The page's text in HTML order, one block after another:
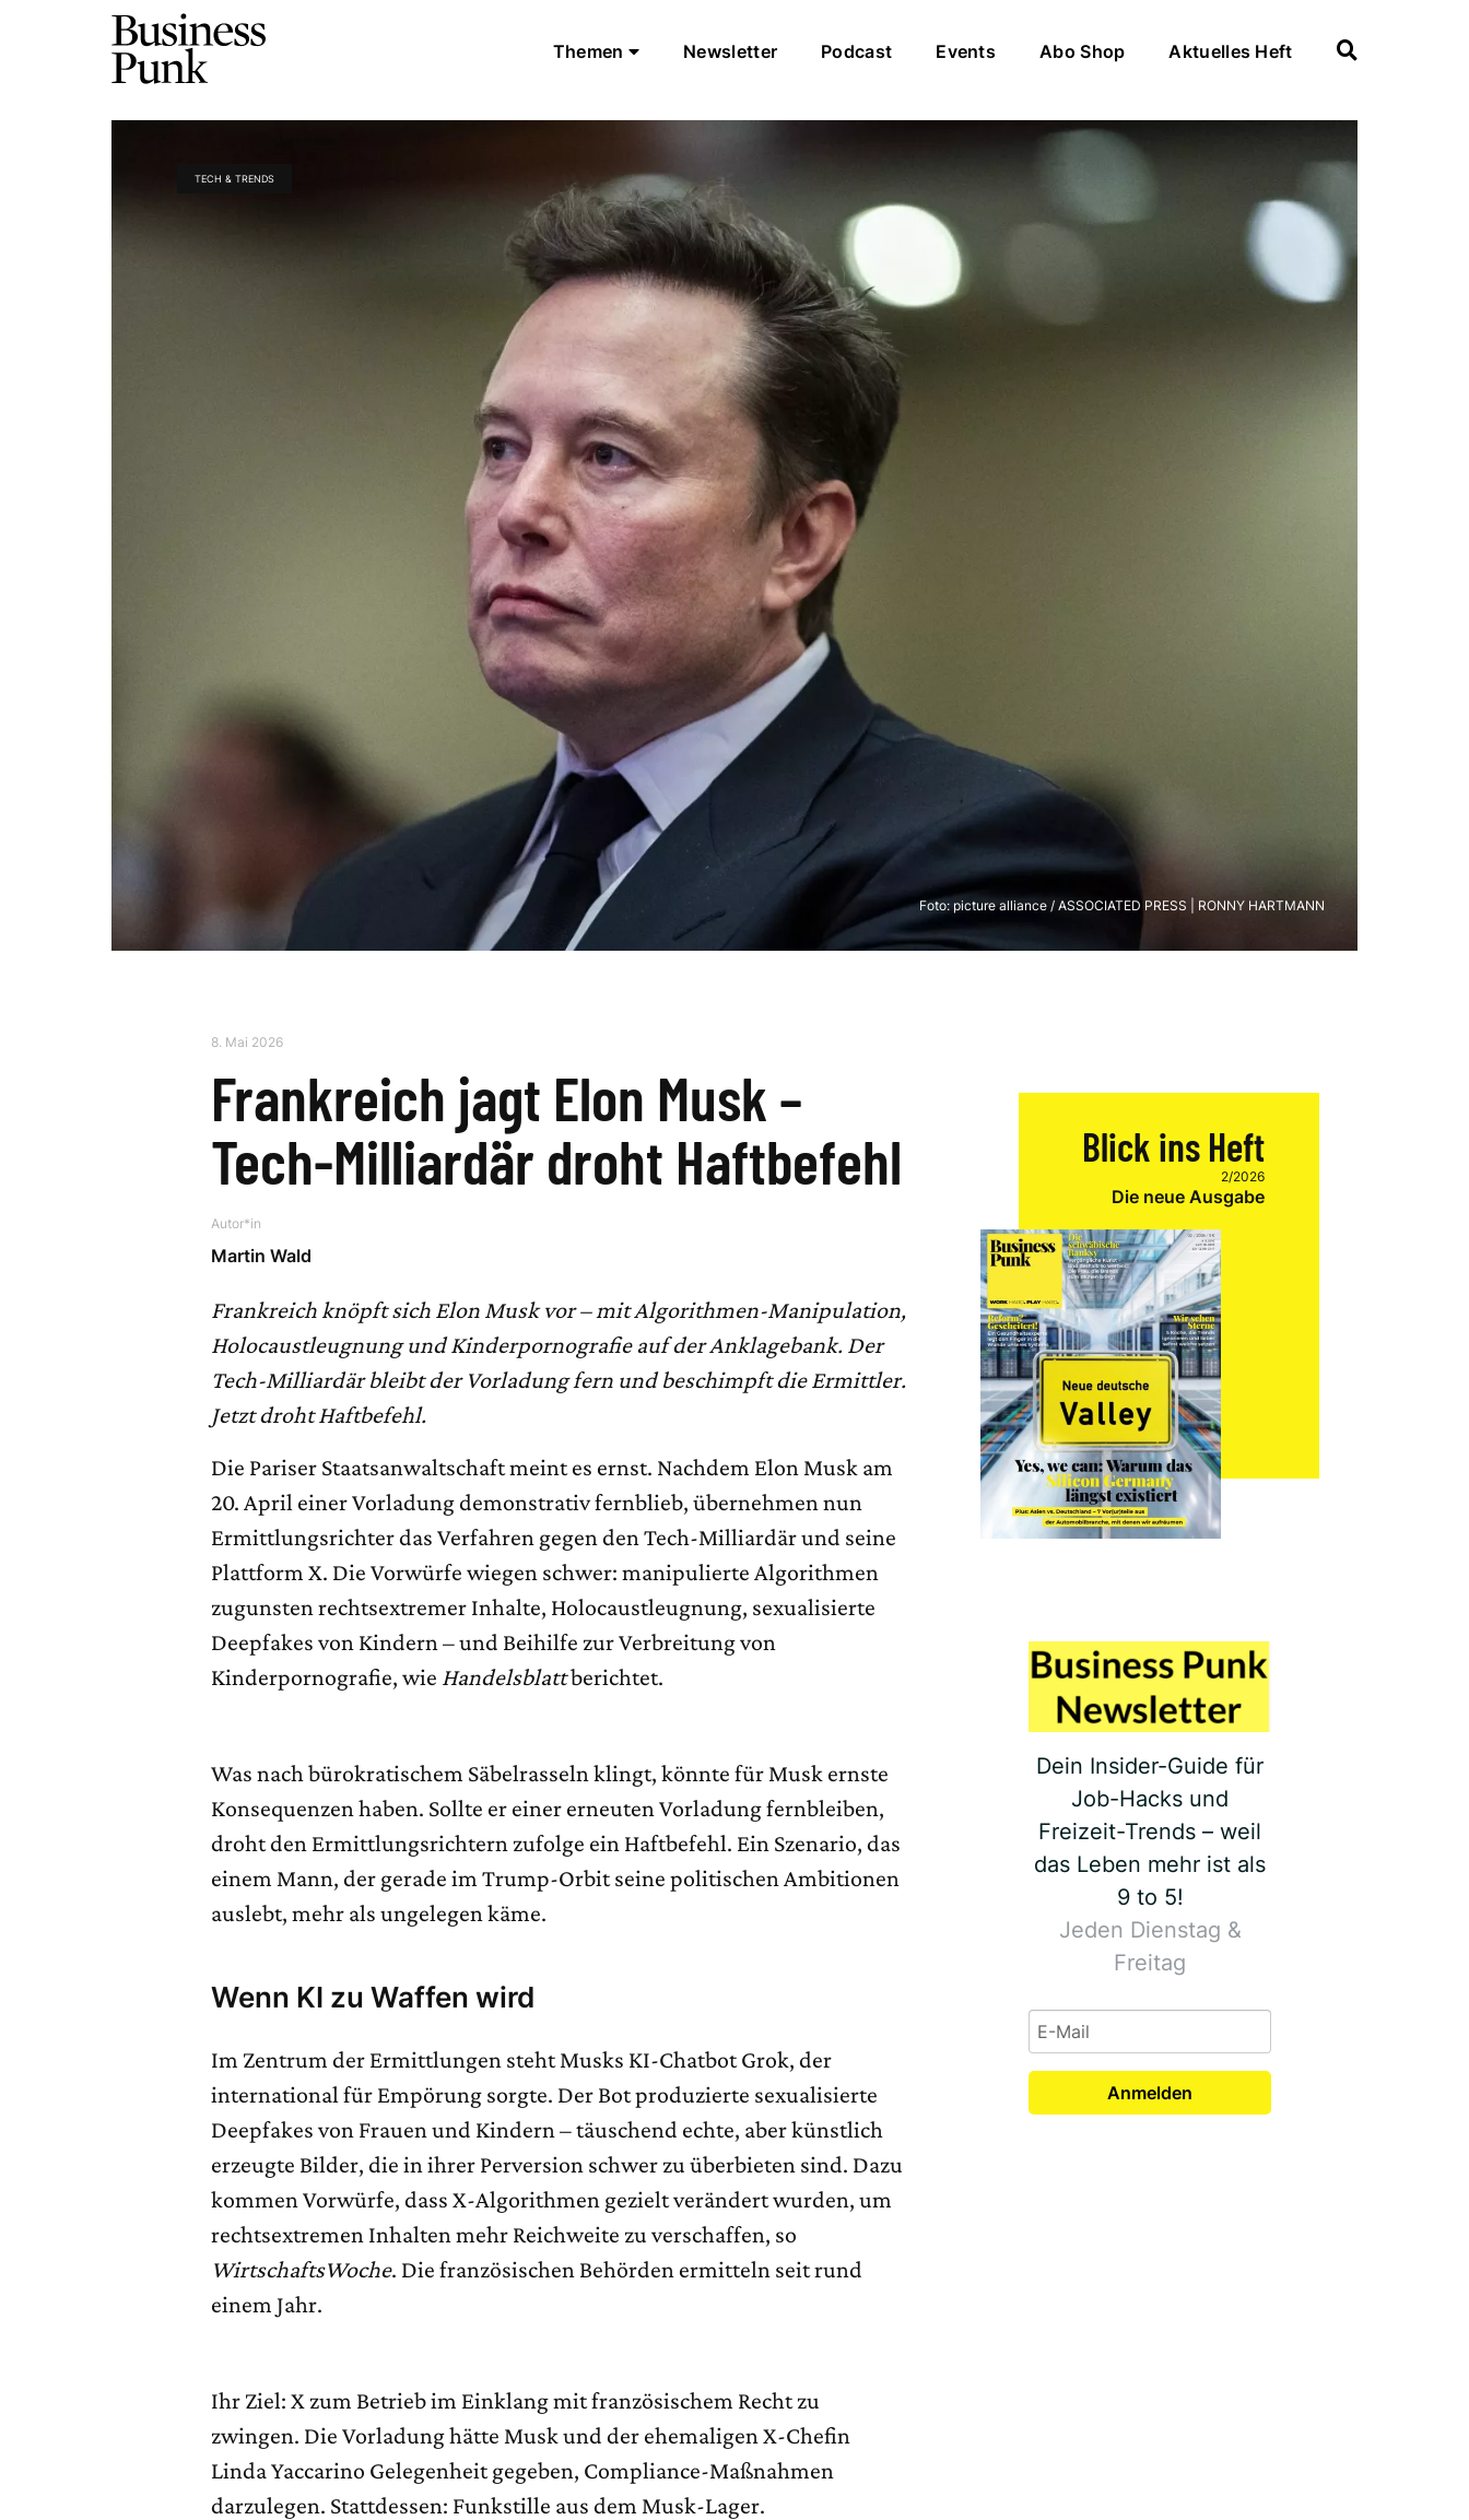
Themen Newsletter Podcast Events Abo Shop Aktuelles Heft
TECH & TRENDS
Foto: picture alliance / ASSOCIATED PRESS | RONNY HARTMANN
8. Mai 2026
Frankreich jagt Elon Musk –
Tech-Milliardär droht Haftbefehl
Autor*in
Martin Wald
Frankreich knöpft sich Elon Musk vor – mit Algorithmen-Manipulation,
Holocaustleugnung und Kinderpornografie auf der Anklagebank. Der
Tech-Milliardär bleibt der Vorladung fern und beschimpft die Ermittler.
Jetzt droht Haftbefehl.
Die Pariser Staatsanwaltschaft meint es ernst. Nachdem Elon Musk am
20. April einer Vorladung demonstrativ fernblieb, übernehmen nun
Ermittlungsrichter das Verfahren gegen den Tech-Milliardär und seine
Plattform X. Die Vorwürfe wiegen schwer: manipulierte Algorithmen
zugunsten rechtsextremer Inhalte, Holocaustleugnung, sexualisierte
Deepfakes von Kindern – und Beihilfe zur Verbreitung von
Kinderpornografie, wie Handelsblattberichtet.
Was nach bürokratischem Säbelrasseln klingt, könnte für Musk ernste
Konsequenzen haben. Sollte er einer erneuten Vorladung fernbleiben,
droht den Ermittlungsrichtern zufolge ein Haftbefehl. Ein Szenario, das
einem Mann, der gerade im Trump-Orbit seine politischen Ambitionen
auslebt, mehr als ungelegen käme.
Wenn KI zu Waffen wird
Im Zentrum der Ermittlungen steht Musks KI-Chatbot Grok, der
international für Empörung sorgte. Der Bot produzierte sexualisierte
Deepfakes von Frauen und Kindern – täuschend echte, aber künstlich
erzeugte Bilder, die in ihrer Perversion schwer zu überbieten sind. Dazu
kommen Vorwürfe, dass X-Algorithmen gezielt verändert wurden, um
rechtsextremen Inhalten mehr Reichweite zu verschaffen, so
WirtschaftsWoche. Die französischen Behörden ermitteln seit rund
einem Jahr.
Ihr Ziel: X zum Betrieb im Einklang mit französischem Recht zu
zwingen. Die Vorladung hätte Musk und der ehemaligen X-Chefin
Linda Yaccarino Gelegenheit gegeben, Compliance-Maßnahmen
darzulegen. Stattdessen: Funkstille aus dem Musk-Lager.
Blick ins Heft
2/2026
Die neue Ausgabe
Dein Insider-Guide für
Job-Hacks und
Freizeit-Trends – weil
das Leben mehr ist als
9 to 5!
Jeden Dienstag &
Freitag
Anmelden